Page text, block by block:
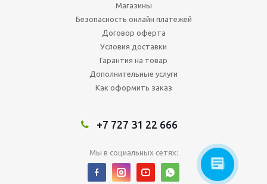
Магазины
Безопасность онлайн платежей
Договор оферта
Условия доставки
Гарантия на товар
Дополнительные услуги
Как оформить заказ
+7 727 31 22 666
Мы в социальных сетях: